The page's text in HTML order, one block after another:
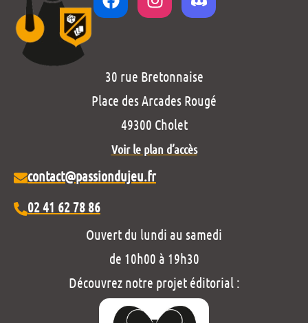
30 rue Bretonnaise
Place des Arcades Rougé
49300 Cholet
Voir le plan d’accès
contact@passiondujeu.fr
02 41 62 78 86
Ouvert du lundi au samedi
de 10h00 à 19h30
Découvrez notre projet éditorial :